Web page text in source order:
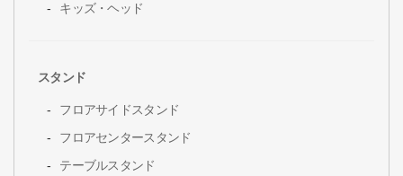
キッズ・ヘッド
スタンド
フロアサイドスタンド
フロアセンタースタンド
テーブルスタンド